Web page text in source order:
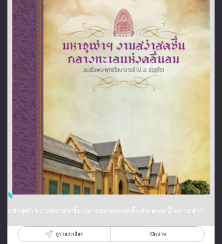
มหาจุฬาฯ งามสง่าสดชื่อ กลางทะเลแห่งคลื่นลม ๑๓๓ ปี มหาจุฬาฯ
ดูรายละเอียด เปิดอ่าน